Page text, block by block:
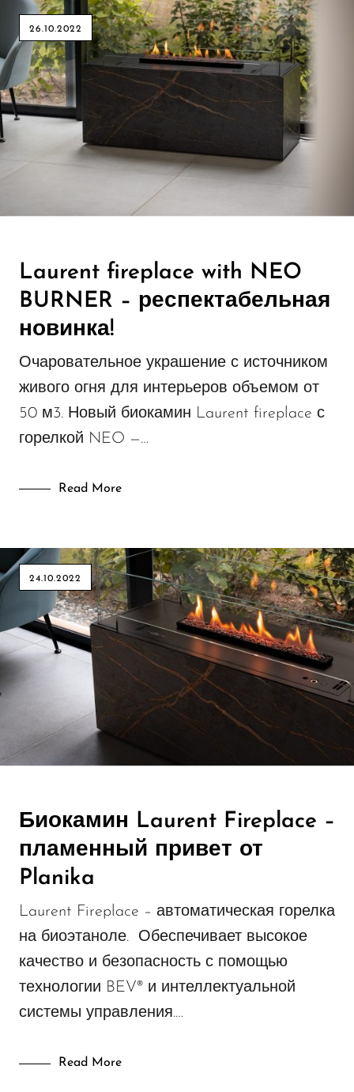
26.10.2022
Laurent fireplace with NEO
BURNER – респектабельная
новинка!
Очаровательное украшение с источником
живого огня для интерьеров объемом от
50 м3. Новый биокамин Laurent fireplace с
горелкой NEO —…
Read More
24.10.2022
Биокамин Laurent Fireplace –
пламенный привет от
Planika
Laurent Fireplace – автоматическая горелка
на биоэтаноле. Обеспечивает высокое
качество и безопасность с помощью
технологии BEV® и интеллектуальной
системы управления.…
Read More